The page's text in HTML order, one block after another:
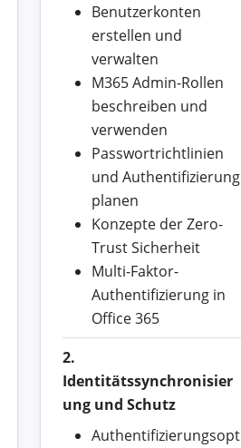
Benutzerkonten
erstellen und
verwalten
M365 Admin-Rollen
beschreiben und
verwenden
Passwortrichtlinien
und Authentifizierung
planen
Konzepte der Zero-
Trust Sicherheit
Multi-Faktor-
Authentifizierung in
Office 365
2.
Identitätssynchronisier
ung und Schutz
Authentifizierungsopt